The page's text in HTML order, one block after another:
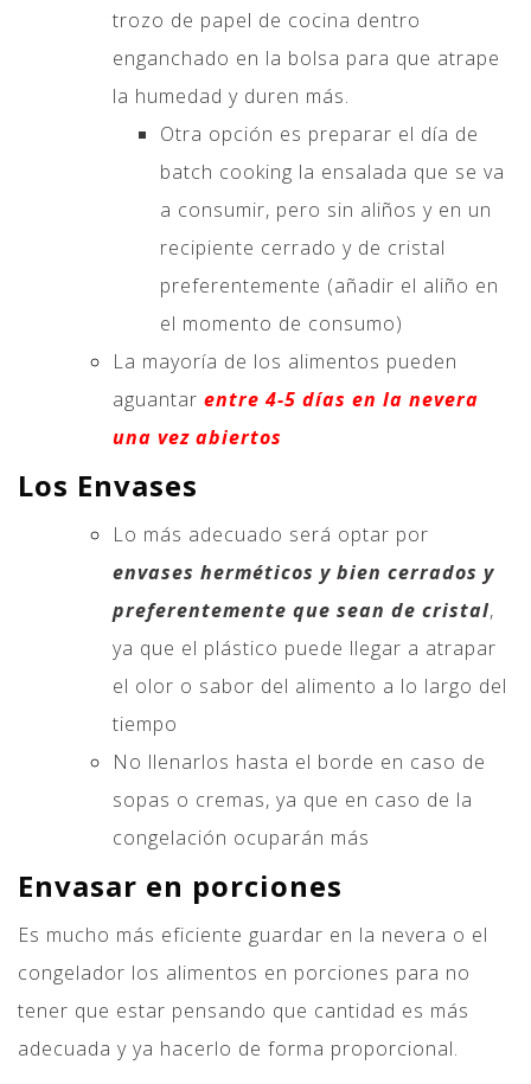
trozo de papel de cocina dentro
enganchado en la bolsa para que atrape
la humedad y duren más.
Otra opción es preparar el día de
batch cooking la ensalada que se va
a consumir, pero sin aliños y en un
recipiente cerrado y de cristal
preferentemente (añadir el aliño en
el momento de consumo)
La mayoría de los alimentos pueden
aguantar entre 4-5 días en la nevera
una vez abiertos
Los Envases
Lo más adecuado será optar por
envases herméticos y bien cerrados y
preferentemente que sean de cristal,
ya que el plástico puede llegar a atrapar
el olor o sabor del alimento a lo largo del
tiempo
No llenarlos hasta el borde en caso de
sopas o cremas, ya que en caso de la
congelación ocuparán más
Envasar en porciones
Es mucho más eficiente guardar en la nevera o el
congelador los alimentos en porciones para no
tener que estar pensando que cantidad es más
adecuada y ya hacerlo de forma proporcional.